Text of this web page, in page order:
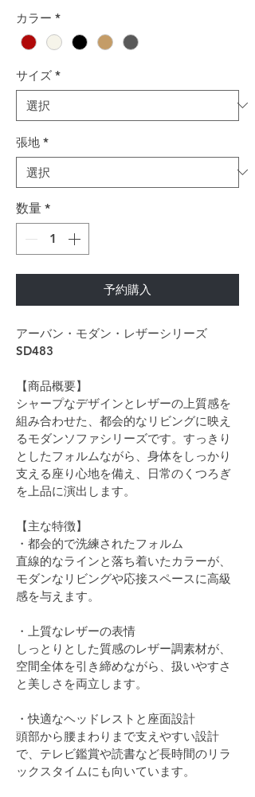
カラー *
サイズ *
張地 *
数量 *
予約購入
アーバン・モダン・レザーシリーズ
SD483
【商品概要】
シャープなデザインとレザーの上質感を
組み合わせた、都会的なリビングに映え
るモダンソファシリーズです。すっきり
としたフォルムながら、身体をしっかり
支える座り心地を備え、日常のくつろぎ
を上品に演出します。
【主な特徴】
・都会的で洗練されたフォルム
直線的なラインと落ち着いたカラーが、
モダンなリビングや応接スペースに高級
感を与えます。
・上質なレザーの表情
しっとりとした質感のレザー調素材が、
空間全体を引き締めながら、扱いやすさ
と美しさを両立します。
・快適なヘッドレストと座面設計
頭部から腰まわりまで支えやすい設計
で、テレビ鑑賞や読書など長時間のリラ
ックスタイムにも向いています。